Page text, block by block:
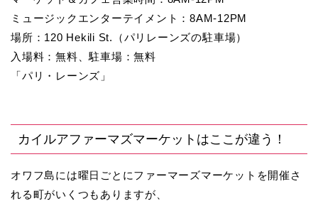
ミュージックエンターテイメント：8AM-12PM
場所：120 Hekili St.（パリレーンズの駐車場）
入場料：無料、駐車場：無料
「パリ・レーンズ」
カイルアファーマズマーケットはここが違う！
オワフ島には曜日ごとにファーマーズマーケットを開催さ
れる町がいくつもありますが、